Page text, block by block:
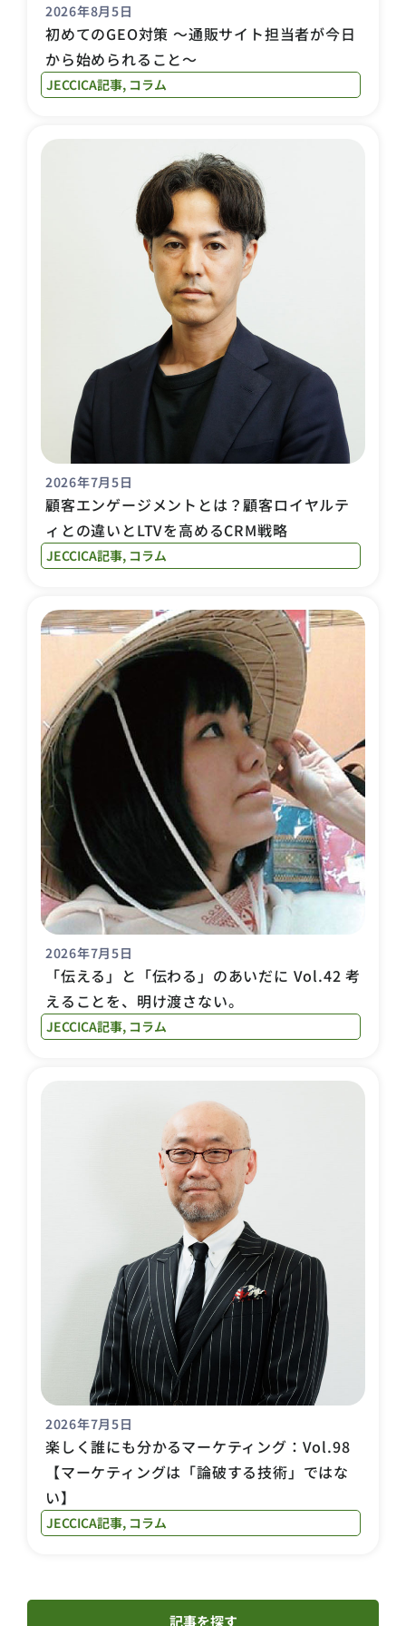
2026年8月5日
初めてのGEO対策 〜通販サイト担当者が今日
から始められること〜
JECCICA記事, コラム
2026年7月5日
顧客エンゲージメントとは？顧客ロイヤルテ
ィとの違いとLTVを高めるCRM戦略
JECCICA記事, コラム
2026年7月5日
「伝える」と「伝わる」のあいだに Vol.42 考
えることを、明け渡さない。
JECCICA記事, コラム
2026年7月5日
楽しく誰にも分かるマーケティング：Vol.98
【マーケティングは「論破する技術」ではな
い】
JECCICA記事, コラム
記事を探す